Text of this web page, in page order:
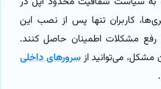
کاربران تنها پس از نصب این
رفع مشکلات اطمینان حاصل کنند.
مشکل، می‌توانید ازسرورهای داخلی